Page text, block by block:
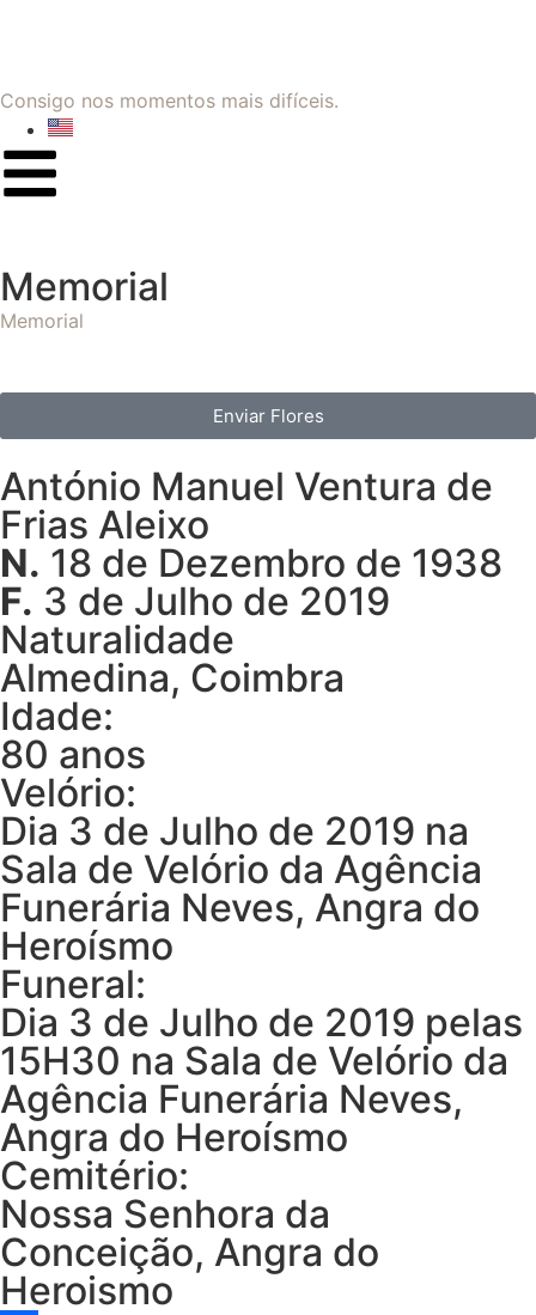
Consigo nos momentos mais difíceis.
Memorial
Memorial
Enviar Flores
António Manuel Ventura de
Frias Aleixo
N. 18 de Dezembro de 1938
F. 3 de Julho de 2019
Naturalidade
Almedina, Coimbra
Idade:
80 anos
Velório:
Dia 3 de Julho de 2019 na
Sala de Velório da Agência
Funerária Neves, Angra do
Heroísmo
Funeral:
Dia 3 de Julho de 2019 pelas
15H30 na Sala de Velório da
Agência Funerária Neves,
Angra do Heroísmo
Cemitério:
Nossa Senhora da
Conceição, Angra do
Heroismo